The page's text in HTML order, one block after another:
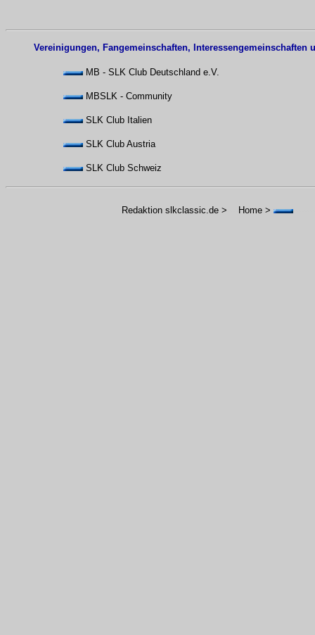
Vereinigungen, Fangemeinschaften, Interessengemeinschaften
MB - SLK Club Deutschland e.V.
MBSLK - Community
SLK Club Italien
SLK Club Austria
SLK Club Schweiz
Redaktion slkclassic.de > Home >